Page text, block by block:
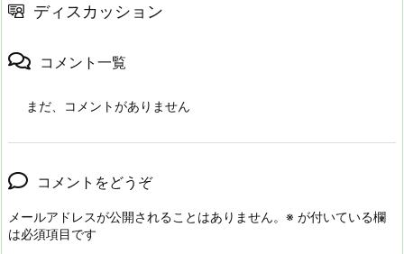
ディスカッション
コメント一覧
まだ、コメントがありません
コメントをどうぞ
メールアドレスが公開されることはありません。 ※ が付いている欄
は必須項目です